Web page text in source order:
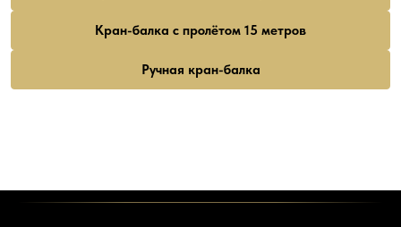
Кран-балка с пролётом 15 метров
Ручная кран-балка